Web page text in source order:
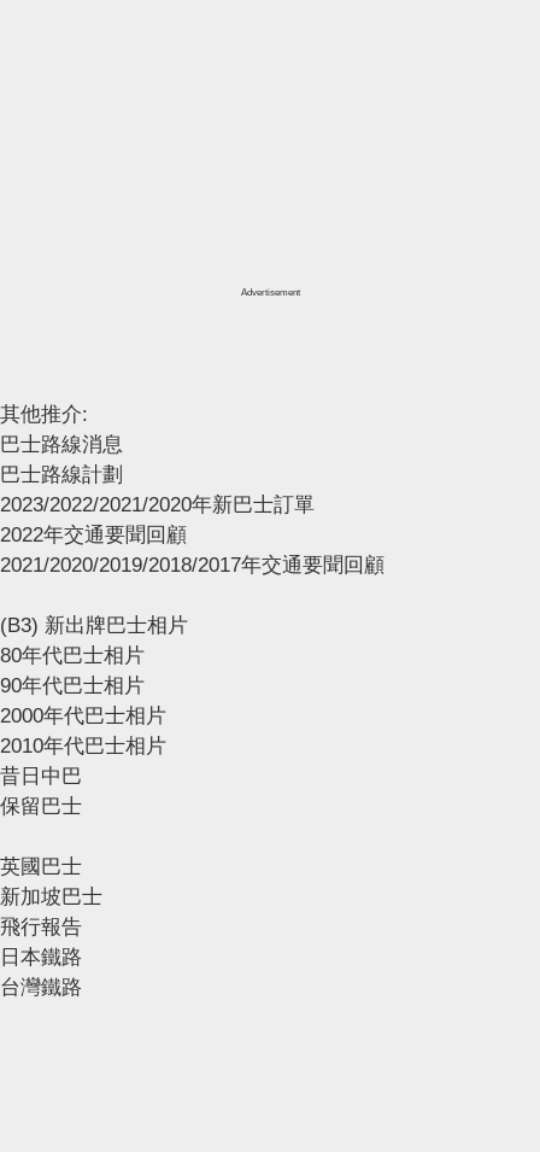
Advertisement
其他推介:
巴士路線消息
巴士路線計劃
2023/2022/2021/2020年新巴士訂單
2022年交通要聞回顧
2021/2020/2019/2018/2017年交通要聞回顧
(B3) 新出牌巴士相片
80年代巴士相片
90年代巴士相片
2000年代巴士相片
2010年代巴士相片
昔日中巴
保留巴士
英國巴士
新加坡巴士
飛行報告
日本鐵路
台灣鐵路